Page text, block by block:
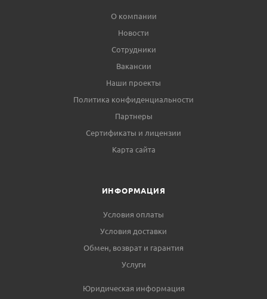
О компании
Новости
Сотрудники
Вакансии
Наши проекты
Политика конфиденциальности
Партнеры
Сертификаты и лицензии
Карта сайта
ИНФОРМАЦИЯ
Условия оплаты
Условия доставки
Обмен, возврат и гарантия
Услуги
Юридическая информация